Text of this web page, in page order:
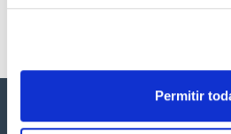
Permitir